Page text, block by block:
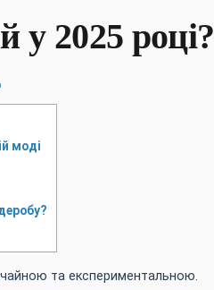
у 2025 році?
моді
та експериментальною.